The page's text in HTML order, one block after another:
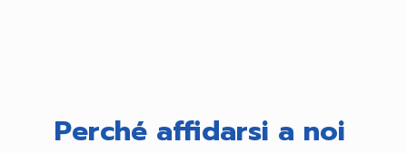
Perché affidarsi a noi